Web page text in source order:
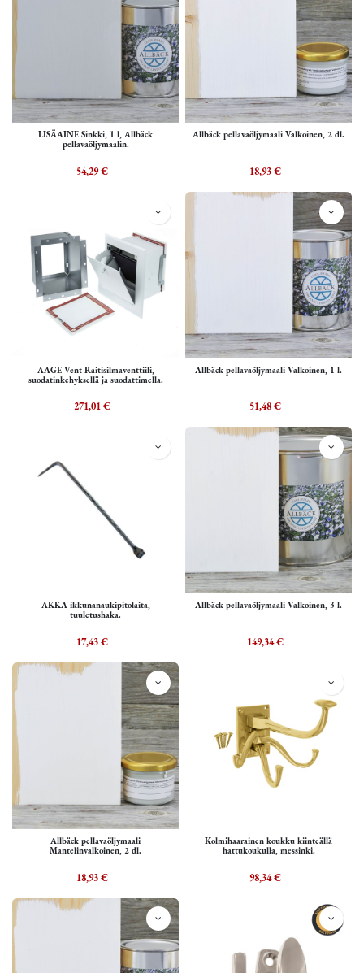
LISÄAINE Sinkki, 1 l, Allbäck
pellavaöljymaalin.
54,29€
Allbäck pellavaöljymaali Valkoinen, 2 dl.
18,93€
AAGE Vent Raitisilmaventtiili,
suodatinkehyksellä ja suodattimella.
271,01€
Allbäck pellavaöljymaali Valkoinen, 1 l.
51,48€
AKKA ikkunanaukipitolaita,
tuuletushaka.
17,43€
Allbäck pellavaöljymaali Valkoinen, 3 l.
149,34€
Allbäck pellavaöljymaali
Mantelinvalkoinen, 2 dl.
18,93€
Kolmihaarainen koukku kiinteällä
hattukoukulla, messinki.
98,34€